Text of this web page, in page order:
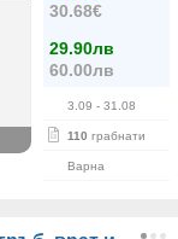
30.68€
29.90лв
60.00лв
3.09 - 31.08
110 грабнати
Варна